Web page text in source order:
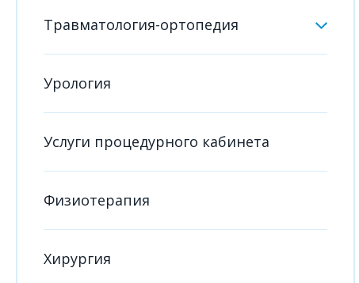
Травматология-ортопедия
Урология
Услуги процедурного кабинета
Физиотерапия
Хирургия